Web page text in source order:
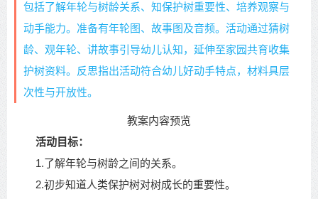
包括了解年轮与树龄关系、知保护树重要性、培养观察与
动手能力。准备有年轮图、故事图及音频。活动通过猜树
龄、观年轮、讲故事引导幼儿认知，延伸至家园共育收集
护树资料。反思指出活动符合幼儿好动手特点，材料具层
次性与开放性。
教案内容预览
活动目标：
1.了解年轮与树龄之间的关系。
2.初步知道人类保护树对树成长的重要性。